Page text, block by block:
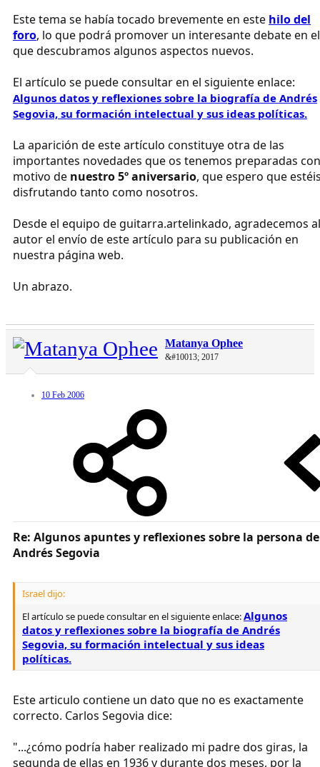
Este tema se había tocado brevemente en este hilo del
foro, lo que podrá promover un interesante debate en el
que descubramos algunos aspectos nuevos.
El artículo se puede consultar en el siguiente enlace:
Algunos datos y reflexiones sobre la biografía de Andrés
Segovia, su formación intelectual y sus ideas políticas.
La aparición de este artículo constituye otra de las
importantes novedades que os tenemos preparadas con
motivo de nuestro 5º aniversario, que espero que
disfrutando tanto como nosotros.
Desde el equipo de guitarra.artelinkado, agradecemos al
autor el envío de este artículo para su publicación en
nuestra página web.
Un abrazo.
Matanya Ophee
&#10013; 2017
10 Feb 2006
Re: Algunos apuntes y reflexiones sobre la persona de
Andrés Segovia
Israel dijo:
El artículo se puede consultar en el siguiente enlace:Algunos
datos y reflexiones sobre la biografía de Andrés
Segovia, su formación intelectual y sus ideas
políticas.
Este articulo contiene un dato que no es exactamente
correcto. Carlos Segovia dice:
"...¿cómo podría haber realizado mi padre dos giras, la
segunda de ellas en 1936 y durante dos meses, por la